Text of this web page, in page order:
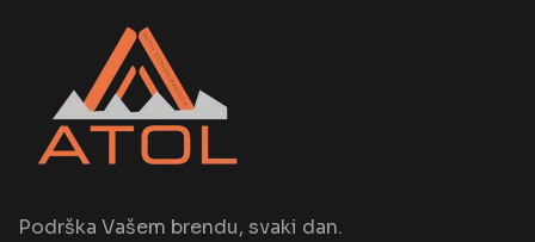
Podrška Vašem brendu, svaki dan.